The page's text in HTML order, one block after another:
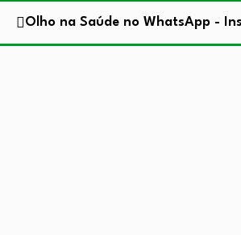
Olho na Saúde no WhatsApp -